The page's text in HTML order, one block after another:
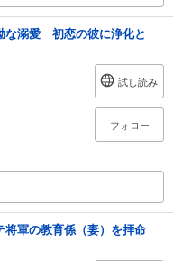
な溺愛 初恋の彼に浄化と
試し読み
フォロー
将軍の教育係（妻）を拝命